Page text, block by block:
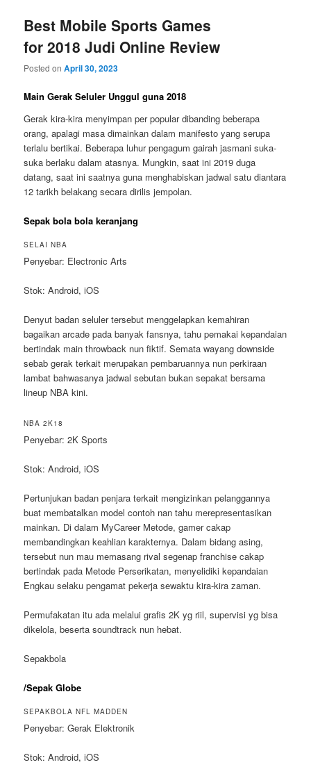
Best Mobile Sports Games
for 2018 Judi Online Review
Posted onApril 30, 2023
Main Gerak Seluler Unggul guna 2018
Gerak kira-kira menyimpan per popular dibanding beberapa
orang, apalagi masa dimainkan dalam manifesto yang serupa
terlalu bertikai. Beberapa luhur pengagum gairah jasmani suka-
suka berlaku dalam atasnya. Mungkin, saat ini 2019 duga
datang, saat ini saatnya guna menghabiskan jadwal satu diantara
12 tarikh belakang secara dirilis jempolan.
Sepak bola bola keranjang
SELAI NBA
Penyebar: Electronic Arts
Stok: Android, iOS
Denyut badan seluler tersebut menggelapkan kemahiran
bagaikan arcade pada banyak fansnya, tahu pemakai kepandaian
bertindak main throwback nun fiktif. Semata wayang downside
sebab gerak terkait merupakan pembaruannya nun perkiraan
lambat bahwasanya jadwal sebutan bukan sepakat bersama
lineup NBA kini.
NBA 2K18
Penyebar: 2K Sports
Stok: Android, iOS
Pertunjukan badan penjara terkait mengizinkan pelanggannya
buat membatalkan model contoh nan tahu merepresentasikan
mainkan. Di dalam MyCareer Metode, gamer cakap
membandingkan keahlian karakternya. Dalam bidang asing,
tersebut nun mau memasang rival segenap franchise cakap
bertindak pada Metode Perserikatan, menyelidiki kepandaian
Engkau selaku pengamat pekerja sewaktu kira-kira zaman.
Permufakatan itu ada melalui grafis 2K yg riil, supervisi yg bisa
dikelola, beserta soundtrack nun hebat.
Sepakbola
/Sepak Globe
SEPAKBOLA NFL MADDEN
Penyebar: Gerak Elektronik
Stok: Android, iOS